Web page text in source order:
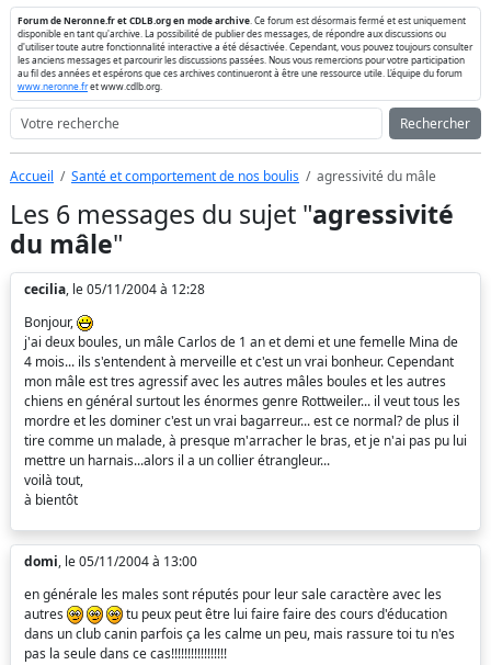
Forum de Neronne.fr et CDLB.org en mode archive . Ce forum est désormais fermé et est uniquement
disponible en tant qu'archive. La possibilité de publier des messages, de répondre aux discussions ou
d'utiliser toute autre fonctionnalité interactive a été désactivée. Cependant, vous pouvez toujours consulter
les anciens messages et parcourir les discussions passées. Nous vous remercions pour votre participation
au fil des années et espérons que ces archives continueront à être une ressource utile. L'équipe du forum
www.neronne.fret www.cdlb.org.
Rechercher
Accueil Santé et comportement de nos boulis agressivité du mâle
Les 6 messages du sujet "agressivité
du mâle"
cecilia, le 05/11/2004 à 12:28
Bonjour,
j'ai deux boules, un mâle Carlos de 1 an et demi et une femelle Mina de
4 mois... ils s'entendent à merveille et c'est un vrai bonheur. Cependant
mon mâle est tres agressif avec les autres mâles boules et les autres
chiens en général surtout les énormes genre Rottweiler... il veut tous les
mordre et les dominer c'est un vrai bagarreur... est ce normal? de plus il
tire comme un malade, à presque m'arracher le bras, et je n'ai pas pu lui
mettre un harnais...alors il a un collier étrangleur...
voilà tout,
à bientôt
domi, le 05/11/2004 à 13:00
en générale les males sont réputés pour leur sale caractère avec les
autres
tu peux peut être lui faire faire des cours d'éducation
dans un club canin parfois ça les calme un peu, mais rassure toi tu n'es
pas la seule dans ce cas!!!!!!!!!!!!!!!!!